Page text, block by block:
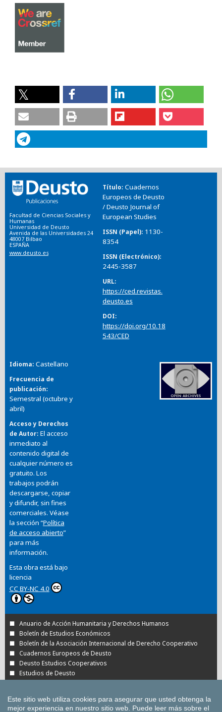
Facultad de Ciencias Sociales y
Humanas
Universidad de Deusto
Avenida de las Universidades 24
48007 Bilbao
ESPAÑA
www.deusto.es
Título Cuadernos
Europeos de Deusto
/ Deusto Journal of
European Studies
ISSN (Papel) 1130-
8354
ISSN (Electrónico)
2445-3587
URL
https://ced.revistas.
deusto.es
DOI
https://doi.org/10.18
543/CED
Idioma Castellano
Frecuencia de
publicación
Semestral (octubre y
abril)
Acceso y Derechos
de Autor El acceso
inmediato al
contenido digital de
cualquier número es
gratuito. Los
trabajos podrán
descargarse, copiar
y difundir, sin fines
comerciales. Véase
la sección “Política
de acceso abierto”
para más
información.
Esta obra está bajo
licencia
CC BY-NC 4.0
Anuario de Acción Humanitaria y Derechos Humanos
Boletín de Estudios Económicos
Boletín de la Asociación Internacional de Derecho Cooperativo
Cuadernos Europeos de Deusto
Deusto Estudios Cooperativos
Estudios de Deusto
Todas las Revistas Científicas de Deusto en
Este sitio web utiliza cookies para asegurar que usted obtenga la
mejor experiencia en nuestro sitio web. Puede leer más sobre el